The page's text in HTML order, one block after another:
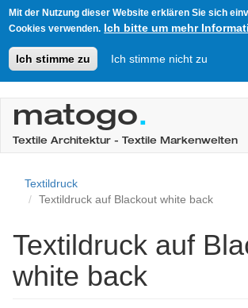
Mit der Nutzung dieser Website erklären Sie sich
Cookies verwenden. Ich bitte um mehr
Ich stimme zu Ich stimme nicht zu
matogo.
Textile Architektur - Textile Markenwelten
Textildruck
Textildruck auf Blackout white back
Textildruck auf
white back